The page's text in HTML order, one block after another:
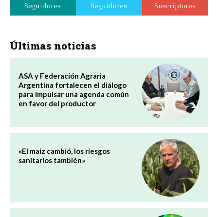
Seguidores Seguidores Suscriptores
Últimas noticias
ASA y Federación Agraria
Argentina fortalecen el diálogo
para impulsar una agenda común
en favor del productor
«El maíz cambió, los riesgos
sanitarios también»